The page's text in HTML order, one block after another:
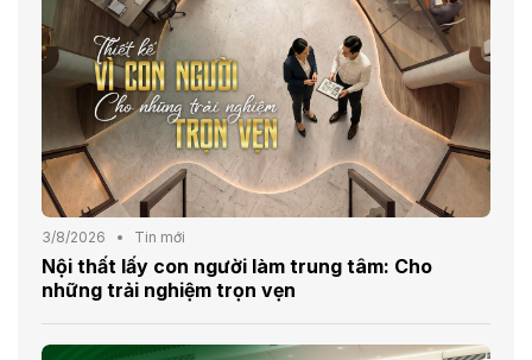
3/8/2026 Tin mới
Nội thất lấy con người làm trung tâm: Cho
những trải nghiệm trọn vẹn